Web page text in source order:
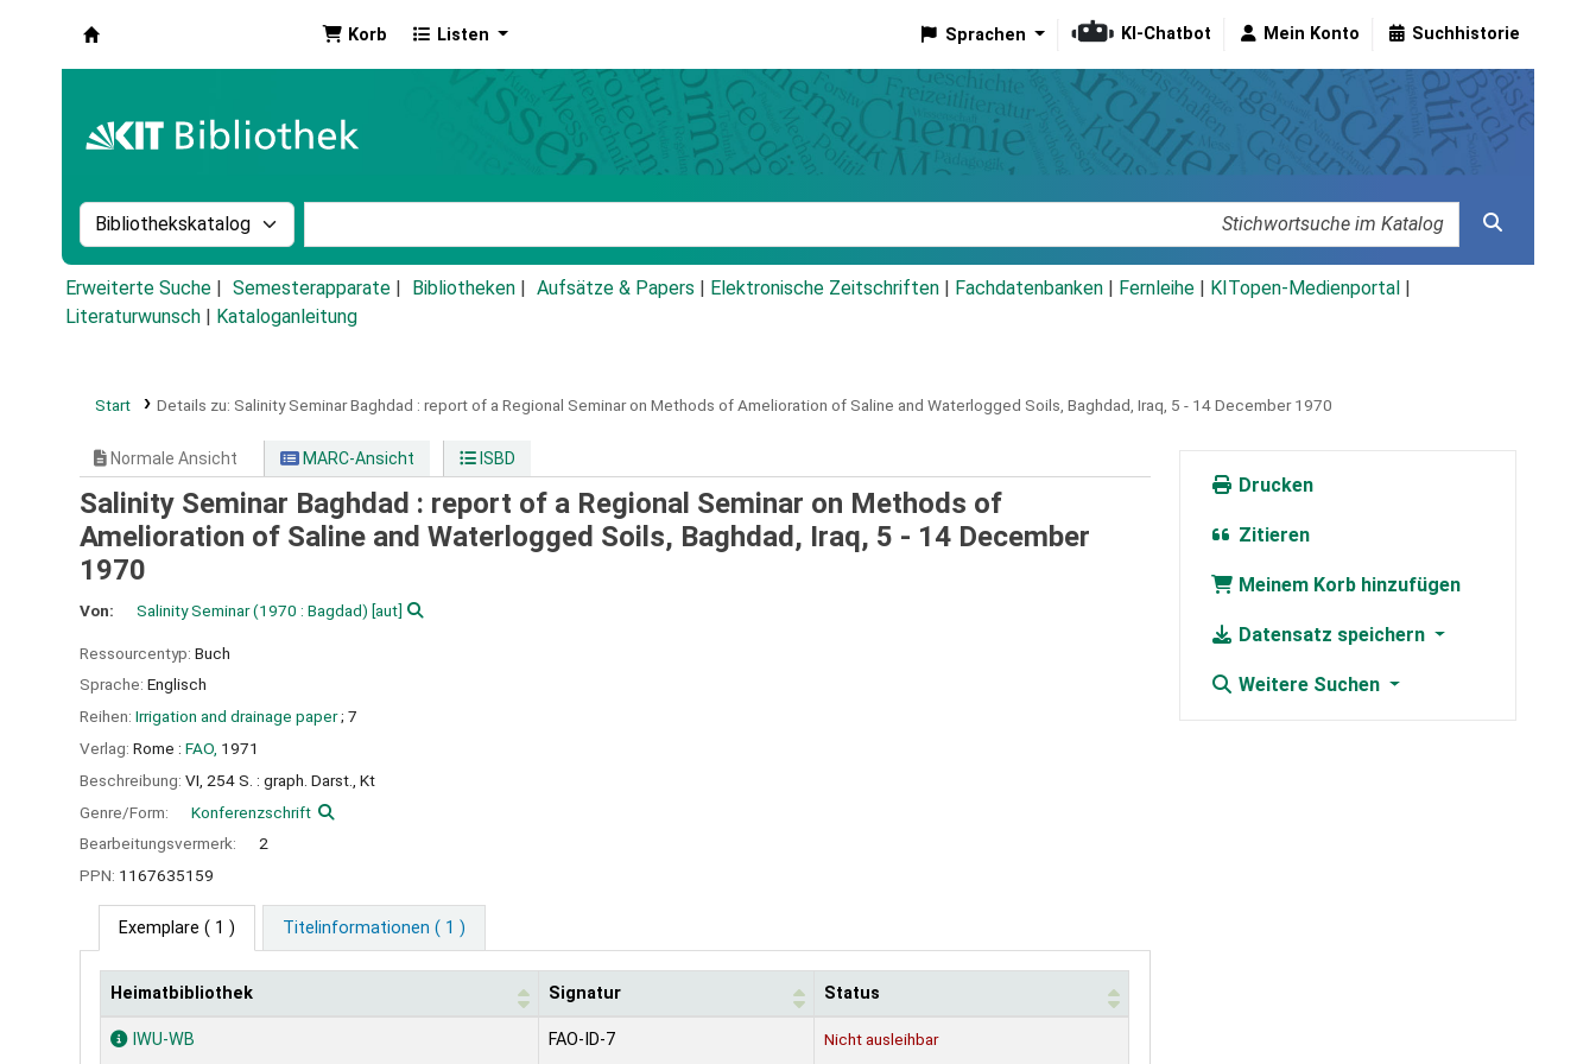
Korb Listen Sprachen KI-Chatbot Mein Konto Suchhistorie
Suche im Katalog nach:
Erweiterte Suche Semesterapparate Bibliotheken Aufsätze & Papers Elektronische Zeitschriften Fachdatenbanken Fernleihe KITopen-Medienportal
Literaturwunsch
Kataloganleitung
Start Details zu: Salinity Seminar Baghdad : report of a Regional Seminar on Methods of Amelioration of Saline and Waterlogged Soils, Baghdad, Iraq, 5 - 14 December 1970
Normale Ansicht MARC-Ansicht ISBD
Salinity Seminar Baghdad : report of a Regional Seminar on Methods of
Amelioration of Saline and Waterlogged Soils, Baghdad, Iraq, 5 - 14 December
1970
Von: Salinity Seminar(1970 : Bagdad) [aut]
Ressourcentyp: Buch
Sprache: Englisch
Reihen: Irrigation and drainage paper; 7
Verlag: Rome : FAO, 1971
Beschreibung: VI, 254 S. : graph. Darst., Kt
Genre/Form:
Konferenzschrift
Bearbeitungsvermerk:
2
PPN: 1167635159
Exemplare ( 1 ) Titelinformationen ( 1 )
Exemplare
Heimatbibliothek Signatur Status
IWU-WB FAO-ID-7 Nicht ausleihbar
Drucken
Zitieren
Meinem Korb hinzufügen
Datensatz speichern
Weitere Suchen